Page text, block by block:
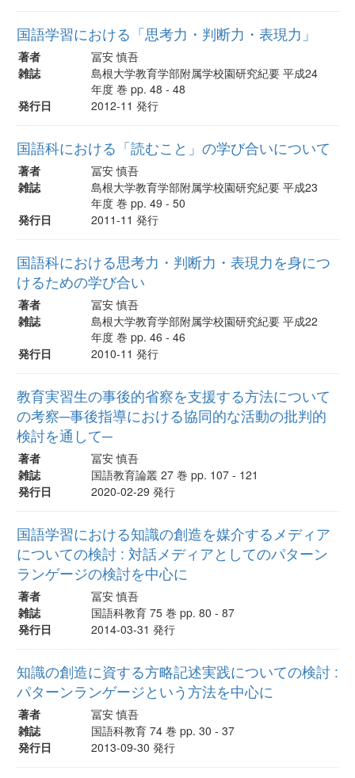
国語学習における「思考力・判断力・表現力」
著者
冨安 慎吾
雑誌
島根大学教育学部附属学校園研究紀要 平成24
年度 巻 pp. 48 - 48
発行日
2012-11 発行
国語科における「読むこと」の学び合いについて
著者
冨安 慎吾
雑誌
島根大学教育学部附属学校園研究紀要 平成23
年度 巻 pp. 49 - 50
発行日
2011-11 発行
国語科における思考力・判断力・表現力を身につ
けるための学び合い
著者
冨安 慎吾
雑誌
島根大学教育学部附属学校園研究紀要 平成22
年度 巻 pp. 46 - 46
発行日
2010-11 発行
教育実習生の事後的省察を支援する方法について
の考察─事後指導における協同的な活動の批判的
検討を通して─
著者
冨安 慎吾
雑誌
国語教育論叢 27 巻 pp. 107 - 121
発行日
2020-02-29 発行
国語学習における知識の創造を媒介するメディア
についての検討 : 対話メディアとしてのパターン
ランゲージの検討を中心に
著者
冨安 慎吾
雑誌
国語科教育 75 巻 pp. 80 - 87
発行日
2014-03-31 発行
知識の創造に資する方略記述実践についての検討 :
パターンランゲージという方法を中心に
著者
冨安 慎吾
雑誌
国語科教育 74 巻 pp. 30 - 37
発行日
2013-09-30 発行